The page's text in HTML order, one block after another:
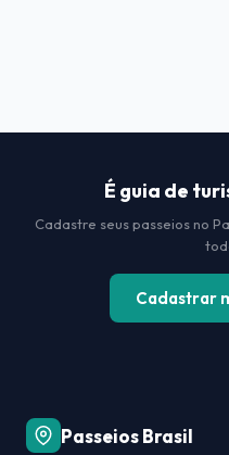
É guia de
Cadastre seus passeios no
Cadastrar
Passeios Brasil